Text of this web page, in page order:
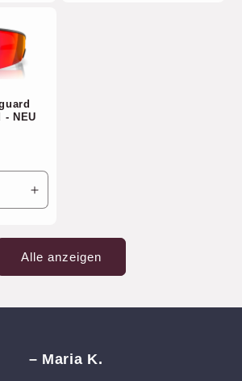
- NEU
Erhöhe
die
Default
Alle anzeigen
– Maria K.